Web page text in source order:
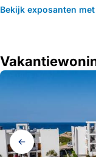
Bekijk exposanten
Galerij
navigatie